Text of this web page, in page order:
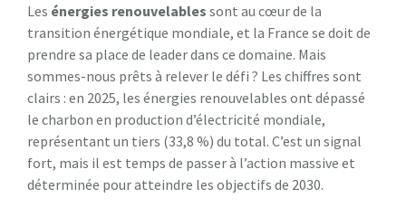
Les énergies renouvelables sont au cœur de la
transition énergétique mondiale, et la France se doit de
prendre sa place de leader dans ce domaine. Mais
sommes-nous prêts à relever le défi ? Les chiffres sont
clairs : en 2025, les énergies renouvelables ont dépassé
le charbon en production d’électricité mondiale,
représentant un tiers (33,8 %) du total. C’est un signal
fort, mais il est temps de passer à l’action massive et
déterminée pour atteindre les objectifs de 2030.